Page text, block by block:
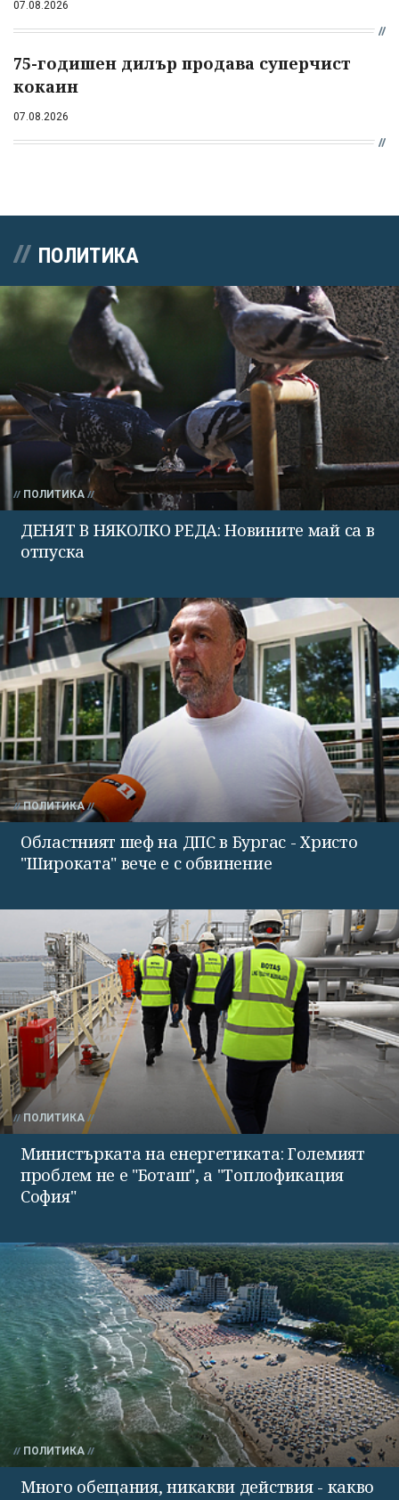
07.08.2026
75-годишен дилър продава суперчист
кокаин
07.08.2026
ПОЛИТИКА
ПОЛИТИКА
ДЕНЯТ В НЯКОЛКО РЕДА: Новините май са в
отпуска
ПОЛИТИКА
Областният шеф на ДПС в Бургас - Христо
"Широката" вече е с обвинение
ПОЛИТИКА
Министърката на енергетиката: Големият
проблем не е "Боташ", а "Топлофикация
София"
ПОЛИТИКА
Много обещания, никакви действия - какво